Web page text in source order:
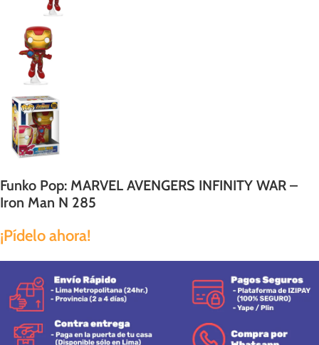
Funko Pop: MARVEL AVENGERS INFINITY WAR –
Iron Man N 285
¡Pídelo ahora!